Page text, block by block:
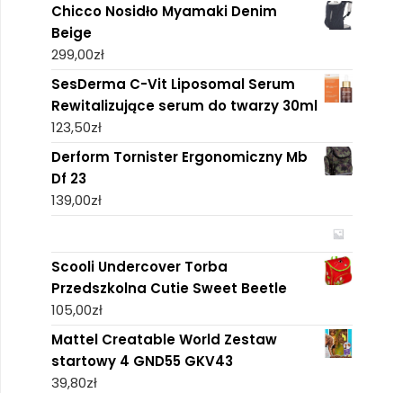
Chicco Nosidło Myamaki Denim
Beige
299,00zł
SesDerma C-Vit Liposomal Serum
Rewitalizujące serum do twarzy 30ml
123,50zł
Derform Tornister Ergonomiczny Mb
Df 23
139,00zł
Scooli Undercover Torba
Przedszkolna Cutie Sweet Beetle
105,00zł
Mattel Creatable World Zestaw
startowy 4 GND55 GKV43
39,80zł